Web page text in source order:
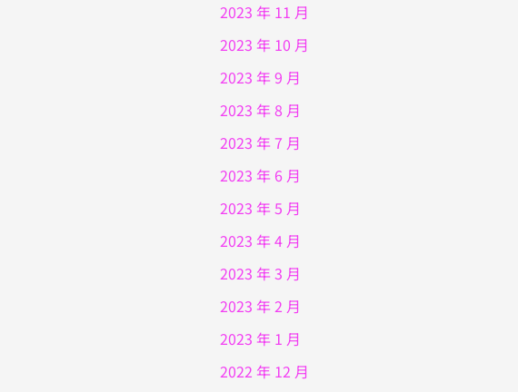
2023 年 11 月
2023 年 10 月
2023 年 9 月
2023 年 8 月
2023 年 7 月
2023 年 6 月
2023 年 5 月
2023 年 4 月
2023 年 3 月
2023 年 2 月
2023 年 1 月
2022 年 12 月